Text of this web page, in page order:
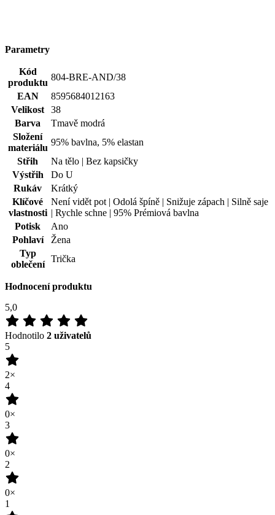
Parametry
Kód
produktu
804-BRE-AND/38
EAN
8595684012163
Velikost
38
Barva
Tmavě modrá
Složení
materiálu
95% bavlna, 5% elastan
Střih
Na tělo | Bez kapsičky
Výstřih
Do U
Rukáv
Krátký
Klíčové
vlastnosti
Není vidět pot | Odolá špíně | Snižuje zápach | Silně saje
| Rychle schne | 95% Prémiová bavlna
Potisk
Ano
Pohlaví
Žena
Typ
oblečení
Trička
Hodnocení produktu
5,0
Hodnotilo 2 uživatelů
5
2×
4
0×
3
0×
2
0×
1